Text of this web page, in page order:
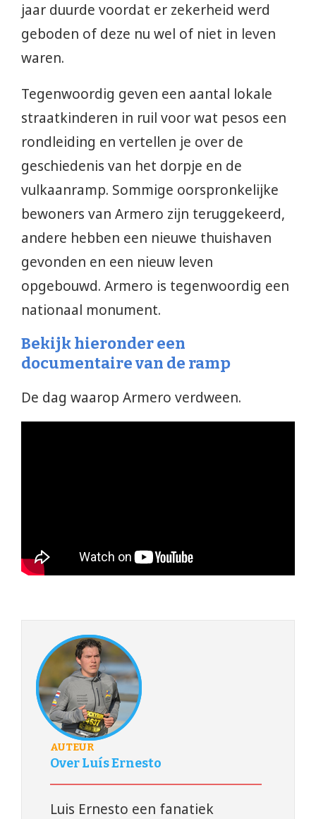
jaar duurde voordat er zekerheid werd
geboden of deze nu wel of niet in leven
waren.
Tegenwoordig geven een aantal lokale
straatkinderen in ruil voor wat pesos een
rondleiding en vertellen je over de
geschiedenis van het dorpje en de
vulkaanramp. Sommige oorspronkelijke
bewoners van Armero zijn teruggekeerd,
andere hebben een nieuwe thuishaven
gevonden en een nieuw leven
opgebouwd. Armero is tegenwoordig een
nationaal monument.
Bekijk hieronder een
documentaire van de ramp
De dag waarop Armero verdween.
AUTEUR
Over Luís Ernesto
Luis Ernesto een fanatiek